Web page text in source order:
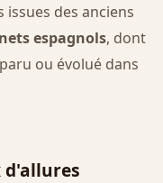
des anciens
espagnols, dont
ou évolué dans
d'allures